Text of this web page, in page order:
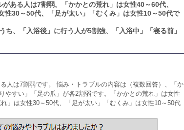
ある人は7割弱。「かかとの荒れ」は女性40～60代、
性30～50代、「足が太い」「むくみ」は女性10～50代で
ち、「入浴後」に行う人が5割強、「入浴中」「寝る前」
人は7割弱です。 悩み・トラブルの内容は（複数回答）、「か
やすい」「足の爪」が各2割弱です。「かかとの荒れ」は女性
」は女性30～50代、「足が太い」「むくみ」は女性10～50代